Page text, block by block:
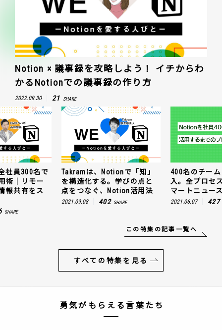
Notion × 議事録を攻略しよう！ イチからわ
かるNotionでの議事録の作り方
2022.09.30 21 SHARE
は、Notionで「知」
化する。学びの点と
なぐ、Notion活用法
400名のチームにNotion導
入。全プロセスを公開！ス
マートニュースの場合
2021.06.07
GMO
使う
トワ
ムー
この特集の記事一覧へ
すべての特集を見る
勇気がもらえる言葉たち